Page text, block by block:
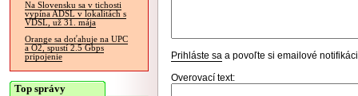
Na Slovensku sa v tichosti
vypína ADSL v lokalitách s
VDSL, už 31. mája
Orange sa doťahuje na UPC
a O2, spustí 2.5 Gbps
pripojenie
Top správy
Prihláste sa a povoľte si emailové
Overovací text: